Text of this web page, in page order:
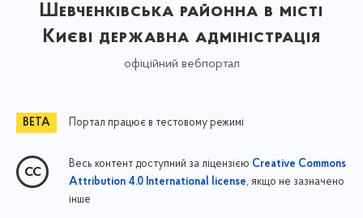
Шевченківська районна в місті
Києві державна адміністрація
офіційний вебпортал
Портал працює в тестовому режимі
Весь контент доступний за ліцензією Creative Commons
Attribution 4.0 International license, якщо не зазначено
інше